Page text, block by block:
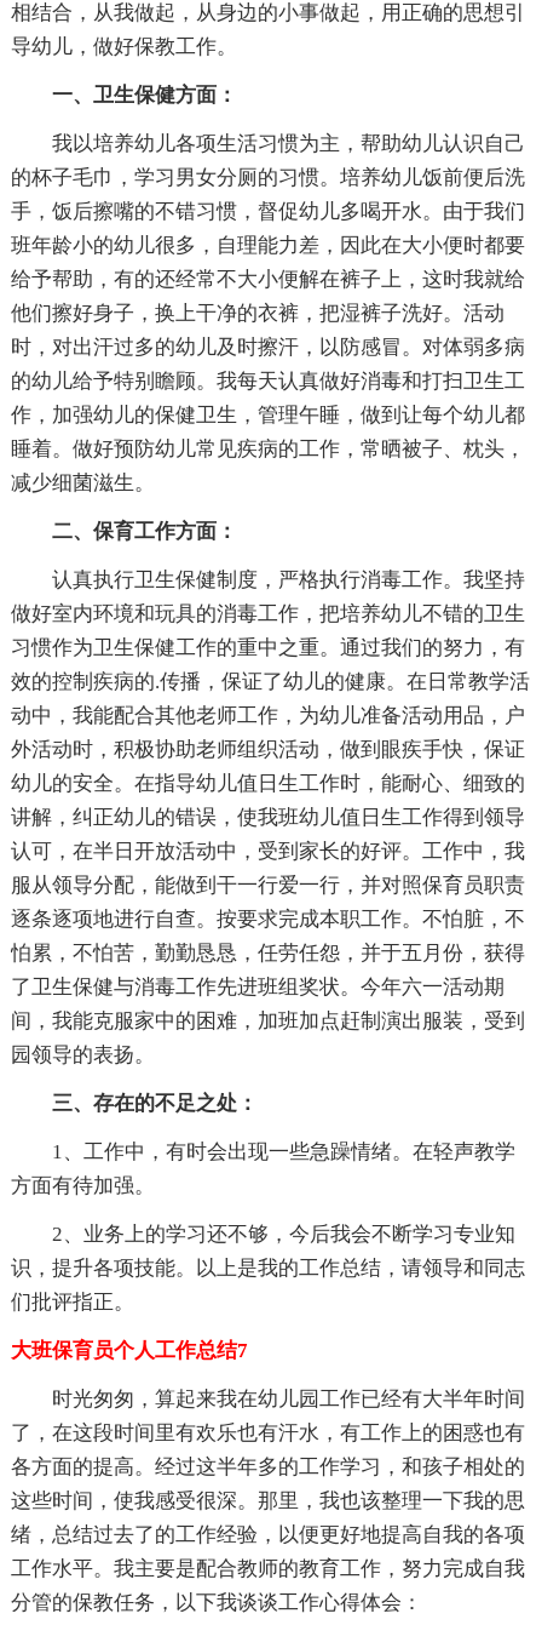
相结合，从我做起，从身边的小事做起，用正确的思想引
导幼儿，做好保教工作。
一、卫生保健方面：
我以培养幼儿各项生活习惯为主，帮助幼儿认识自己
的杯子毛巾，学习男女分厕的习惯。培养幼儿饭前便后洗
手，饭后擦嘴的不错习惯，督促幼儿多喝开水。由于我们
班年龄小的幼儿很多，自理能力差，因此在大小便时都要
给予帮助，有的还经常不大小便解在裤子上，这时我就给
他们擦好身子，换上干净的衣裤，把湿裤子洗好。活动
时，对出汗过多的幼儿及时擦汗，以防感冒。对体弱多病
的幼儿给予特别瞻顾。我每天认真做好消毒和打扫卫生工
作，加强幼儿的保健卫生，管理午睡，做到让每个幼儿都
睡着。做好预防幼儿常见疾病的工作，常晒被子、枕头，
减少细菌滋生。
二、保育工作方面：
认真执行卫生保健制度，严格执行消毒工作。我坚持
做好室内环境和玩具的消毒工作，把培养幼儿不错的卫生
习惯作为卫生保健工作的重中之重。通过我们的努力，有
效的控制疾病的.传播，保证了幼儿的健康。在日常教学活
动中，我能配合其他老师工作，为幼儿准备活动用品，户
外活动时，积极协助老师组织活动，做到眼疾手快，保证
幼儿的安全。在指导幼儿值日生工作时，能耐心、细致的
讲解，纠正幼儿的错误，使我班幼儿值日生工作得到领导
认可，在半日开放活动中，受到家长的好评。工作中，我
服从领导分配，能做到干一行爱一行，并对照保育员职责
逐条逐项地进行自查。按要求完成本职工作。不怕脏，不
怕累，不怕苦，勤勤恳恳，任劳任怨，并于五月份，获得
了卫生保健与消毒工作先进班组奖状。今年六一活动期
间，我能克服家中的困难，加班加点赶制演出服装，受到
园领导的表扬。
三、存在的不足之处：
1、工作中，有时会出现一些急躁情绪。在轻声教学
方面有待加强。
2、业务上的学习还不够，今后我会不断学习专业知
识，提升各项技能。以上是我的工作总结，请领导和同志
们批评指正。
大班保育员个人工作总结7
时光匆匆，算起来我在幼儿园工作已经有大半年时间
了，在这段时间里有欢乐也有汗水，有工作上的困惑也有
各方面的提高。经过这半年多的工作学习，和孩子相处的
这些时间，使我感受很深。那里，我也该整理一下我的思
绪，总结过去了的工作经验，以便更好地提高自我的各项
工作水平。我主要是配合教师的教育工作，努力完成自我
分管的保教任务，以下我谈谈工作心得体会：